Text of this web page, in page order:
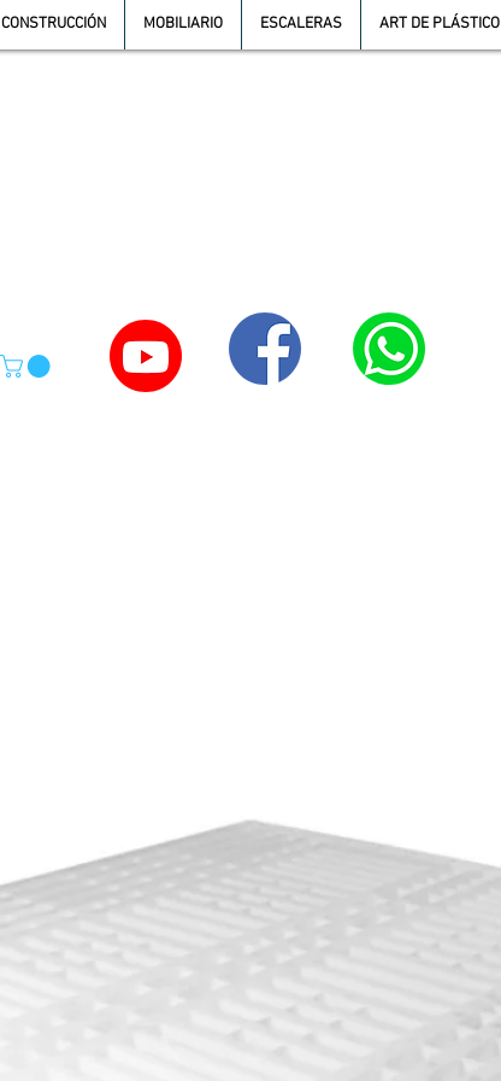
CONSTRUCCIÓN MOBILIARIO ESCALERAS ART DE PLÁSTICO